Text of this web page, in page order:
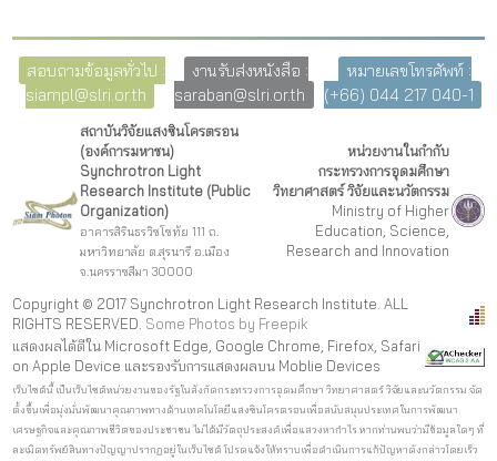
สอบถามข้อมูลทั่วไป :
siampl@slri.or.th
งานรับส่งหนังสือ :
saraban@slri.or.th
หมายเลขโทรศัพท์ :
(+66) 044 217 040-1
สถาบันวิจัยแสงซินโครตรอน
(องค์การมหาชน)
Synchrotron Light
Research Institute (Public
Organization)
อาคารสิรินธรวิชโชทัย 111 ถ.
มหาวิทยาลัย ต.สุรนารี อ.เมือง
จ.นครราชสีมา 30000
หน่วยงานในกำกับ
กระทรวงการอุดมศึกษา
วิทยาศาสตร์ วิจัยและนวัตกรรม
Ministry of Higher
Education, Science,
Research and Innovation
Copyright © 2017 Synchrotron Light Research Institute. ALL
RIGHTS RESERVED. Some Photos by Freepik
แสดงผลได้ดีใน Microsoft Edge, Google Chrome, Firefox, Safari
on Apple Device และรองรับการแสดงผลบน Moblie Devices
เว็บไซต์นี้ เป็นเว็บไซต์หน่วยงานของรัฐในสังกัดกระทรวงการอุดมศึกษา วิทยาศาสตร์ วิจัยและนวัตกรรม จัด
ตั้งขึ้นเพื่อมุ่งมั่นพัฒนาคุณภาพทางด้านเทคโนโลยีแสงซินโครตรอนเพื่อสนับสนุนประเทศในการพัฒนา
เศรษฐกิจและคุณภาพชีวิตของประชาชน ไม่ได้มีวัตถุประสงค์เพื่อแสวงหากำไร หากท่านพบว่ามีข้อมูลใดๆ ที่
ละเมิดทรัพย์สินทางปัญญาปรากฏอยู่ในเว็บไซต์ โปรดแจ้งให้ทราบเพื่อดำเนินการแก้ปัญหาดังกล่าวโดยเร็ว